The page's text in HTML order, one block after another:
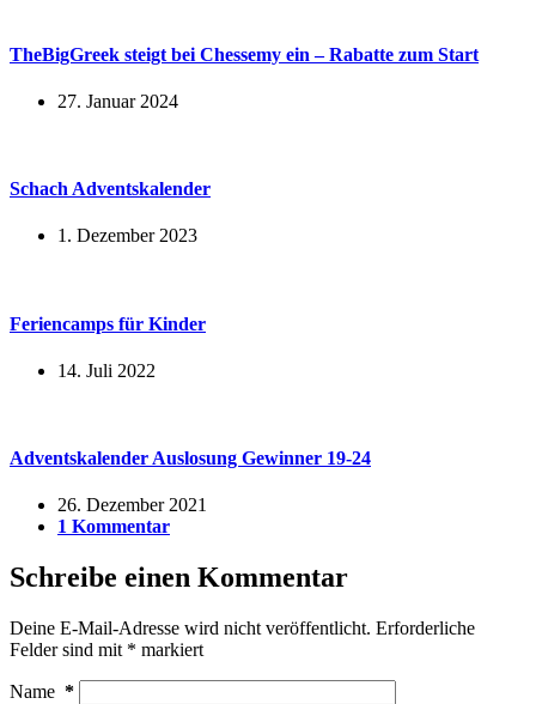
TheBigGreek steigt bei Chessemy ein – Rabatte zum Start
27. Januar 2024
Schach Adventskalender
1. Dezember 2023
Feriencamps für Kinder
14. Juli 2022
Adventskalender Auslosung Gewinner 19-24
26. Dezember 2021
1 Kommentar
Schreibe einen Kommentar
Deine E-Mail-Adresse wird nicht veröffentlicht. Erforderliche
Felder sind mit * markiert
Name *